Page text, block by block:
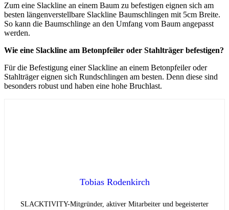
Zum eine Slackline an einem Baum zu befestigen eignen sich am
besten längenverstellbare Slackline Baumschlingen mit 5cm Breite.
So kann die Baumschlinge an den Umfang vom Baum angepasst
werden.
Wie eine Slackline am Betonpfeiler oder Stahlträger befestigen?
Für die Befestigung einer Slackline an einem Betonpfeiler oder
Stahlträger eignen sich Rundschlingen am besten. Denn diese sind
besonders robust und haben eine hohe Bruchlast.
Tobias Rodenkirch
SLACKTIVITY-Mitgründer, aktiver Mitarbeiter und begeisterter